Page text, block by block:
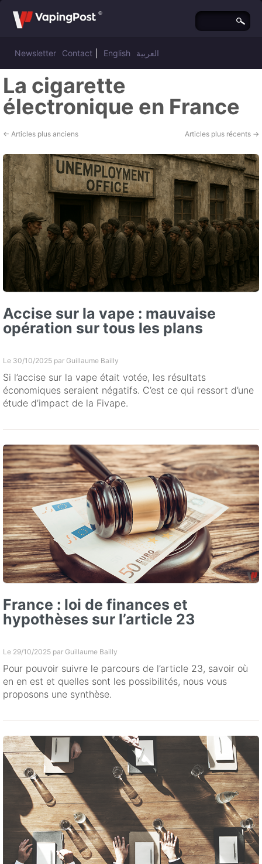
Newsletter Contact English العربية
La cigarette
électronique en France
← Articles plus anciens Articles plus récents →
Accise sur la vape : mauvaise
opération sur tous les plans
Le 30/10/2025 par Guillaume Bailly
Si l’accise sur la vape était votée, les résultats
économiques seraient négatifs. C’est ce qui ressort d’une
étude d’impact de la Fivape.
France : loi de finances et
hypothèses sur l’article 23
Le 29/10/2025 par Guillaume Bailly
Pour pouvoir suivre le parcours de l’article 23, savoir où
en en est et quelles sont les possibilités, nous vous
proposons une synthèse.